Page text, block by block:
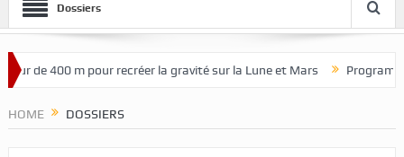
Dossiers
de 400 m pour recréer la gravité sur la Lune et Mars
HOME DOSSIERS